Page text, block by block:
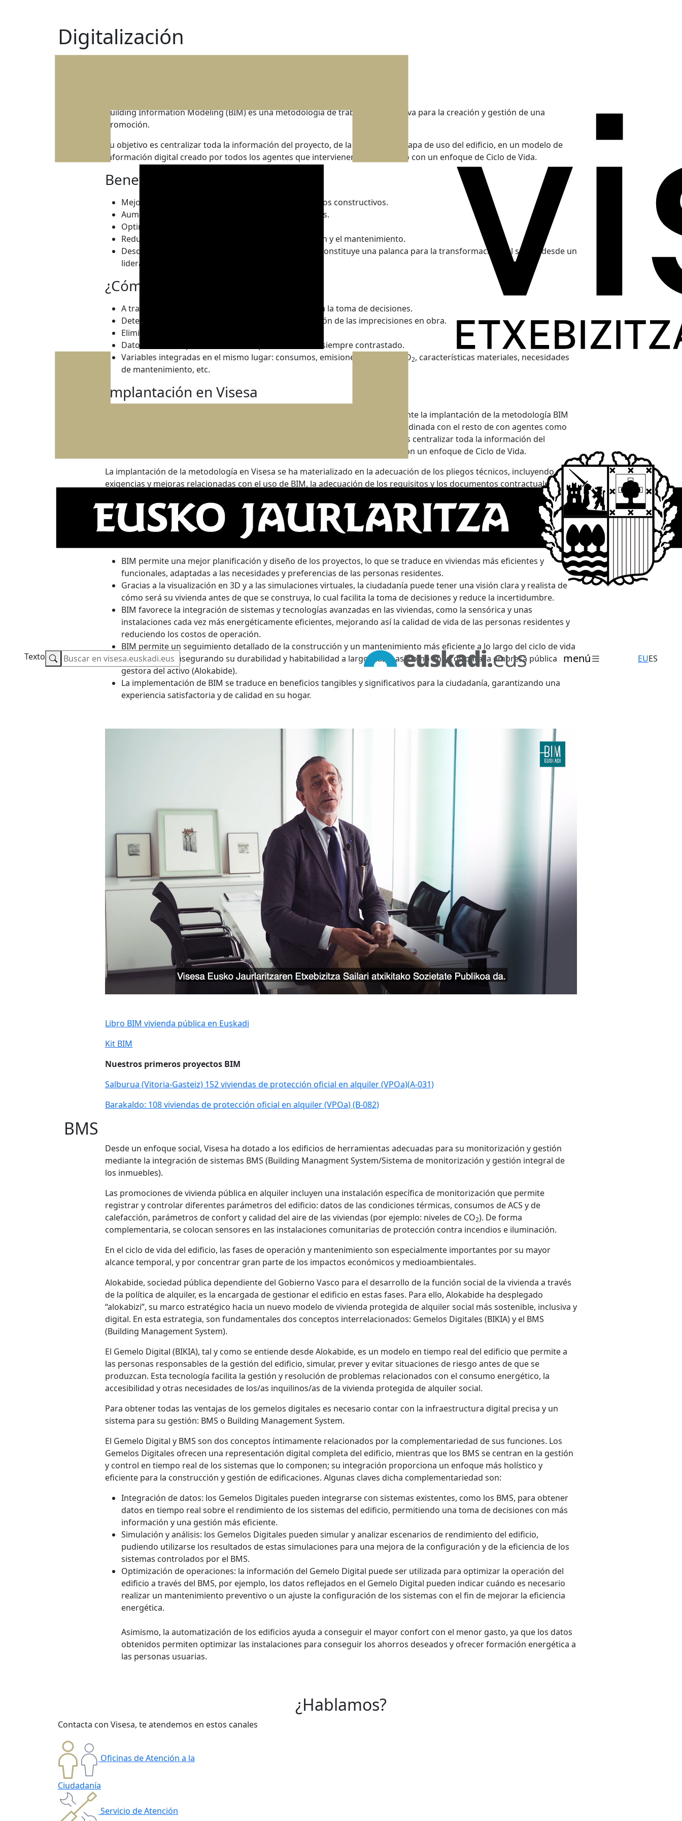
Texto menú EUES
Digitalización
BIM
Building Information Modeling (BIM) es una metodología de trabajo colaborativa para la creación y gestión de una
promoción.
Su objetivo es centralizar toda la información del proyecto, de la obra y de la etapa de uso del edificio, en un modelo de
información digital creado por todos los agentes que intervienen en el proceso con un enfoque de Ciclo de Vida.
Beneficios
Mejorar la productividad y la eficiencia de los procesos constructivos.
Aumentar la calidad y la sostenibilidad de los edificios.
Optimizar la coordinación y la toma de decisiones.
Reducir los costes de ejecución, y simplifica la gestión y el mantenimiento.
Desde la esfera pública, el fomento del uso del BIM constituye una palanca para la transformación del sector desde un
liderazgo “de arriba abajo”.
¿Cómo?
A través del trabajo colaborativo mayor agilidad para la toma de decisiones.
Detención temprana de errores, colisiones y reducción de las imprecisiones en obra.
Eliminación de tareas repetitivas.
Dato único, siempre accesible, siempre actualizado, siempre contrastado.
Variables integradas en el mismo lugar: consumos, emisiones, huella de CO2, características materiales, necesidades
de mantenimiento, etc.
Implantación en Visesa
Visesa ha iniciado el proceso de digitalización de su proceso productivo mediante la implantación de la metodología BIM
en la gestión de sus promociones de vivienda pública, siempre de manera coordinada con el resto de con agentes como
son Alokabide y el Departamento de Vivienda del Gobierno Vasco. El objetivo es centralizar toda la información del
proyecto en un modelo de información digital creado por todos sus agentes con un enfoque de Ciclo de Vida.
La implantación de la metodología en Visesa se ha materializado en la adecuación de los pliegos técnicos, incluyendo
exigencias y mejoras relacionadas con el uso de BIM, la adecuación de los requisitos y los documentos contractuales en el
mismo sentido, y el despliegue de las herramientas digitales necesarias para asegurar un flujo de trabajo eficiente.
Los beneficios de la implantación de esta metodología para Visesa son los anteriormente mencionados. Por su parte, en lo
relativo al impacto del uso de la metodología BIM en las personas usuarias finales de la vivienda, y en Alokabide como
gestora pública de los edificios, los beneficios son numerosos:
BIM permite una mejor planificación y diseño de los proyectos, lo que se traduce en viviendas más eficientes y
funcionales, adaptadas a las necesidades y preferencias de las personas residentes.
Gracias a la visualización en 3D y a las simulaciones virtuales, la ciudadanía puede tener una visión clara y realista de
cómo será su vivienda antes de que se construya, lo cual facilita la toma de decisiones y reduce la incertidumbre.
BIM favorece la integración de sistemas y tecnologías avanzadas en las viviendas, como la sensórica y unas
instalaciones cada vez más energéticamente eficientes, mejorando así la calidad de vida de las personas residentes y
reduciendo los costos de operación.
BIM permite un seguimiento detallado de la construcción y un mantenimiento más eficiente a lo largo del ciclo de vida
de la vivienda, asegurando su durabilidad y habitabilidad a largo plazo, así como ahorros para la empresa pública
gestora del activo (Alokabide).
La implementación de BIM se traduce en beneficios tangibles y significativos para la ciudadanía, garantizando una
experiencia satisfactoria y de calidad en su hogar.
Libro BIM vivienda pública en Euskadi
Kit BIM
Nuestros primeros proyectos BIM
Salburua (Vitoria-Gasteiz) 152 viviendas de protección oficial en alquiler (VPOa)(A-031)
Barakaldo: 108 viviendas de protección oficial en alquiler (VPOa) (B-082)
BMS
Desde un enfoque social, Visesa ha dotado a los edificios de herramientas adecuadas para su monitorización y gestión
mediante la integración de sistemas BMS (Building Managment System/Sistema de monitorización y gestión integral de
los inmuebles).
Las promociones de vivienda pública en alquiler incluyen una instalación específica de monitorización que permite
registrar y controlar diferentes parámetros del edificio: datos de las condiciones térmicas, consumos de ACS y de
calefacción, parámetros de confort y calidad del aire de las viviendas (por ejemplo: niveles de CO2). De forma
complementaria, se colocan sensores en las instalaciones comunitarias de protección contra incendios e iluminación.
En el ciclo de vida del edificio, las fases de operación y mantenimiento son especialmente importantes por su mayor
alcance temporal, y por concentrar gran parte de los impactos económicos y medioambientales.
Alokabide, sociedad pública dependiente del Gobierno Vasco para el desarrollo de la función social de la vivienda a través
de la política de alquiler, es la encargada de gestionar el edificio en estas fases. Para ello, Alokabide ha desplegado
“alokabizi”, su marco estratégico hacia un nuevo modelo de vivienda protegida de alquiler social más sostenible, inclusiva y
digital. En esta estrategia, son fundamentales dos conceptos interrelacionados: Gemelos Digitales (BIKIA) y el BMS
(Building Management System).
El Gemelo Digital (BIKIA), tal y como se entiende desde Alokabide, es un modelo en tiempo real del edificio que permite a
las personas responsables de la gestión del edificio, simular, prever y evitar situaciones de riesgo antes de que se
produzcan. Esta tecnología facilita la gestión y resolución de problemas relacionados con el consumo energético, la
accesibilidad y otras necesidades de los/as inquilinos/as de la vivienda protegida de alquiler social.
Para obtener todas las ventajas de los gemelos digitales es necesario contar con la infraestructura digital precisa y un
sistema para su gestión: BMS o Building Management System.
El Gemelo Digital y BMS son dos conceptos íntimamente relacionados por la complementariedad de sus funciones. Los
Gemelos Digitales ofrecen una representación digital completa del edificio, mientras que los BMS se centran en la gestión
y control en tiempo real de los sistemas que lo componen; su integración proporciona un enfoque más holístico y
eficiente para la construcción y gestión de edificaciones. Algunas claves dicha complementariedad son:
Integración de datos: los Gemelos Digitales pueden integrarse con sistemas existentes, como los BMS, para obtener
datos en tiempo real sobre el rendimiento de los sistemas del edificio, permitiendo una toma de decisiones con más
información y una gestión más eficiente.
Simulación y análisis: los Gemelos Digitales pueden simular y analizar escenarios de rendimiento del edificio,
pudiendo utilizarse los resultados de estas simulaciones para una mejora de la configuración y de la eficiencia de los
sistemas controlados por el BMS.
Optimización de operaciones: la información del Gemelo Digital puede ser utilizada para optimizar la operación del
edificio a través del BMS, por ejemplo, los datos reflejados en el Gemelo Digital pueden indicar cuándo es necesario
realizar un mantenimiento preventivo o un ajuste la configuración de los sistemas con el fin de mejorar la eficiencia
energética.
Asimismo, la automatización de los edificios ayuda a conseguir el mayor confort con el menor gasto, ya que los datos
obtenidos permiten optimizar las instalaciones para conseguir los ahorros deseados y ofrecer formación energética a
las personas usuarias.
¿Hablamos?
Contacta con Visesa, te atendemos en estos canales
Oficinas de Atención a la
Ciudadanía
Servicio de Atención